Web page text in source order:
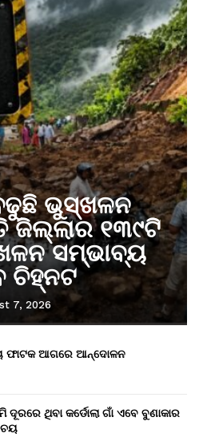
ଭୁସ୍ଖଳନ
୧୩୯ଟି
ସମ୍ଭାବ୍ୟ
ଚିହ୍ନଟ
7, 2026
ଫାଟକ ଆଗରେ ଆନ୍ଦୋଳନ
ଥିବା କର୍ଡୋଲା ଗାଁ ଏବେ ବୁଣାକାର